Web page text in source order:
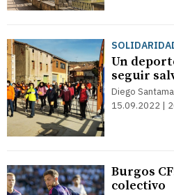
Un
seguir
Diego
15.09.2022 |
Burgos
colectivo